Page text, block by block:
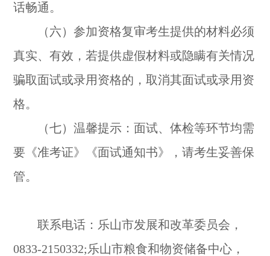
话畅通。
（六）参加资格复审考生提供的材料必须
真实、有效，若提供虚假材料或隐瞒有关情况
骗取面试或录用资格的，取消其面试或录用资
格。
（七）温馨提示：面试、体检等环节均需
要《准考证》《面试通知书》，请考生妥善保
管。
联系电话：乐山市发展和改革委员会，
0833-2150332;乐山市粮食和物资储备中心，